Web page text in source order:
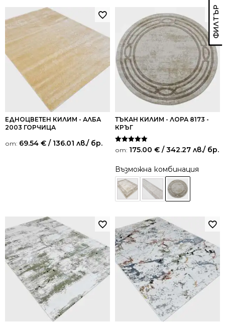
ЕДНОЦВЕТЕН КИЛИМ - АЛБА
2003 ГОРЧИЦА
от: 69.54 € / 136.01 лв./ бр.
ТЪКАН КИЛИМ - ЛОРА 8173 -
КРЪГ
Оценено на
5.00
от: 175.00 € / 342.27 лв./ бр.
Възможна комбинация